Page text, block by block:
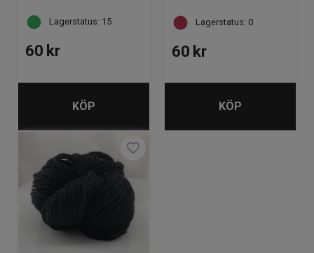
Lagerstatus: 15
60 kr
KÖP
Lagerstatus: 0
60 kr
KÖP